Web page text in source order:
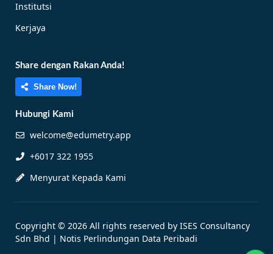
Institutsi
Kerjaya
Share dengan Rakan Anda!
Share Now!
Hubungi Kami
welcome@edumetry.app
+6017 322 1955
Menyurat Kepada Kami
Copyright © 2026 All rights reserved by ISES Consultancy
Sdn Bhd | Notis Perlindungan Data Peribadi